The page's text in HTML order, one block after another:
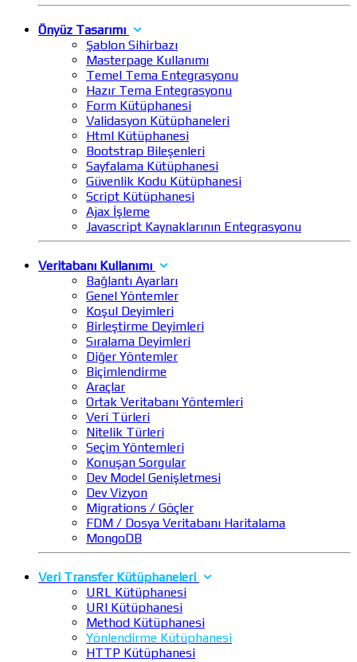
Önyüz Tasarımı
Şablon Sihirbazı
Masterpage Kullanımı
Temel Tema Entegrasyonu
Hazır Tema Entegrasyonu
Form Kütüphanesi
Validasyon Kütüphaneleri
Html Kütüphanesi
Bootstrap Bileşenleri
Sayfalama Kütüphanesi
Güvenlik Kodu Kütüphanesi
Script Kütüphanesi
Ajax İşleme
Javascript Kaynaklarının Entegrasyonu
Veritabanı Kullanımı
Bağlantı Ayarları
Genel Yöntemler
Koşul Deyimleri
Birleştirme Deyimleri
Sıralama Deyimleri
Diğer Yöntemler
Biçimlendirme
Araçlar
Ortak Veritabanı Yöntemleri
Veri Türleri
Nitelik Türleri
Seçim Yöntemleri
Konuşan Sorgular
Dev Model Genişletmesi
Dev Vizyon
Migrations / Göçler
FDM / Dosya Veritabanı Haritalama
MongoDB
Veri Transfer Kütüphaneleri
URL Kütüphanesi
URI Kütüphanesi
Method Kütüphanesi
Yönlendirme Kütüphanesi
HTTP Kütüphanesi